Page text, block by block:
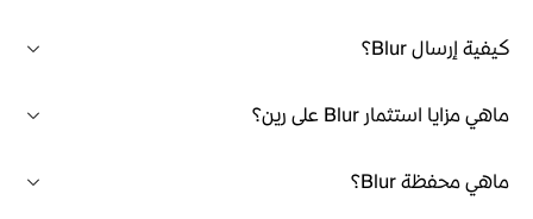
كيفية إرسال Blur؟
ماهي مزايا استثمار Blur على رين؟
ماهي محفظة Blur؟